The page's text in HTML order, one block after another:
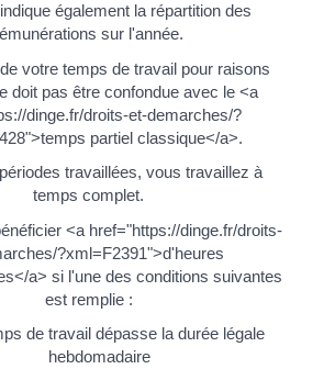
également la répartition des
sur l'année.
votre temps de travail pour raisons
doit pas être confondue avec le <a
dinge.fr/droits-et-demarches/?
partiel classique</a>.
travaillées, vous travaillez à
temps complet.
<a href="https://dinge.fr/droits-
?xml=F2391">d'heures
a> si l'une des conditions suivantes
est remplie :
de travail dépasse la durée légale
hebdomadaire